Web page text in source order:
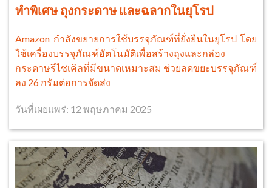
ทำพิเศษ ถุงกระดาษ และฉลากในยุโรป
Amazon กำลังขยายการใช้บรรจุภัณฑ์ที่ยั่งยืนในยุโรป โดย
ใช้เครื่องบรรจุภัณฑ์อัตโนมัติเพื่อสร้างถุงและกล่อง
กระดาษรีไซเคิลที่มีขนาดเหมาะสม ช่วยลดขยะบรรจุภัณฑ์
ลง 26 กรัมต่อการจัดส่ง
วันที่เผยแพร่: 12 พฤษภาคม 2025